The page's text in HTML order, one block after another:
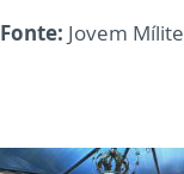
Fonte: Jovem Mílite